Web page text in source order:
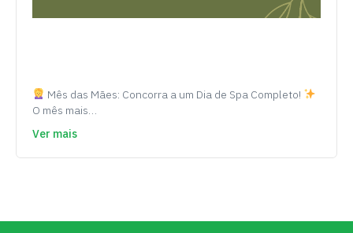
Mês das Mães: Concorra a um Dia de Spa Completo!
O mês mais…
Ver mais